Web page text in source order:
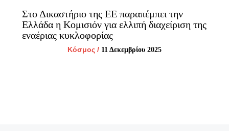
Στο Δικαστήριο της ΕΕ παραπέμπει την
Ελλάδα η Κομισιόν για ελλιπή διαχείριση της
εναέριας κυκλοφορίας
Κόσμος / 11 Δεκεμβρίου 2025